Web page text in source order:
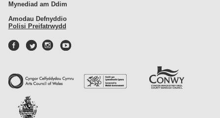
Mynediad am Ddim
Amodau Defnyddio
Polisi Preifatrwydd